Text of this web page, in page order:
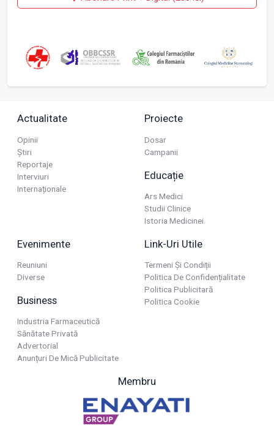
Actualitate
Opinii
Știri
Reportaje
Interviuri
Internaționale
Proiecte
Dosar
Campanii
Educație
Ars Medici
Studii Clinice
Istoria Medicinei
Evenimente
Reuniuni
Diverse
Business
Industria Farmaceutică
Sănătate Privată
Advertorial
Anunțuri De Mică Publicitate
Link-Uri Utile
Termeni Și Condiții
Politica De Confidențialitate
Politica Publicitară
Politica Cookie
Membru